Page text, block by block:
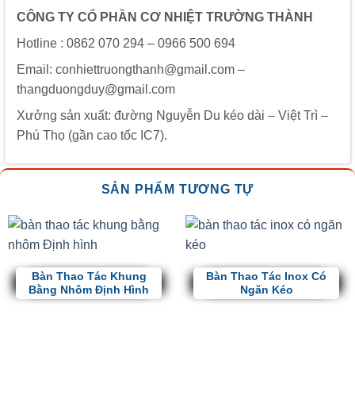
CÔNG TY CỔ PHẦN CƠ NHIỆT TRƯỜNG THÀNH
Hotline : 0862 070 294 – 0966 500 694
Email: conhiettruongthanh@gmail.com –
thangduongduy@gmail.com
Xưởng sản xuất: đường Nguyễn Du kéo dài – Việt Trì –
Phú Thọ (gần cao tốc IC7).
SẢN PHẨM TƯƠNG TỰ
Bàn Thao Tác Khung
Bằng Nhôm Định Hình
Bàn Thao Tác Inox Có
Ngăn Kéo